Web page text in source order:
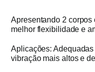
Apresentando 2 corpos
melhor flexibilidade e
Aplicações:
vibração mais altos e